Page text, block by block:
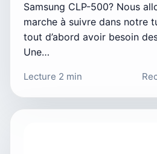
Samsung CLP-500? Nous
marche à suivre dans notre
tout d’abord avoir besoin
Une…
Lecture 2 min